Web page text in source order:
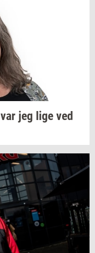
var jeg lige ved